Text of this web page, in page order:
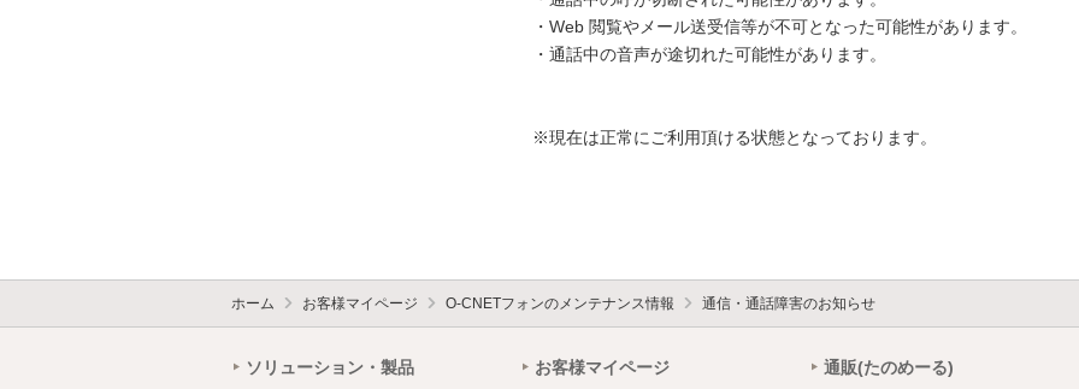
・Web 閲覧やメール送受信等が不可となった可能性があります。
・通話中の音声が途切れた可能性があります。
※現在は正常にご利用頂ける状態となっております。
ホーム お客様マイページ O-CNETフォンのメンテナンス情報 通信・通話障害のお知らせ
ソリューション・製品 お客様マイページ 通販(たのめーる)